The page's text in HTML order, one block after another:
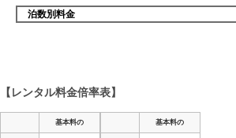
泊数別料金
【レンタル料金倍率表】
基本料の 基本料の